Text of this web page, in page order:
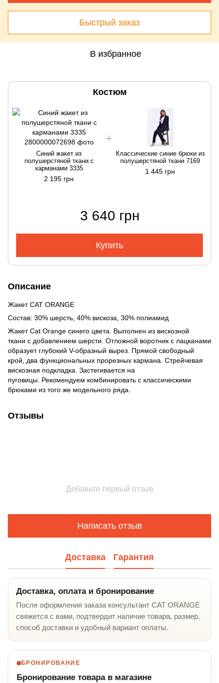
Быстрый заказ
В избранное
Костюм
Синий жакет из
полушерстяной ткани с
карманами 3335
2 195 грн
Классические синие брюки из
полушерстяной ткани 7169
1 445 грн
3 640 грн
Купить
Описание
Жакет CAT ORANGE
Состав: 30% шерсть, 40% вискоза, 30% полиамид
Жакет Cat Orange синего цвета. Выполнен из вискозной
ткани с добавлением шерсти. Отложной воротник с лацканами
образует глубокий V-образный вырез. Прямой свободный
крой, два функциональных прорезных кармана. Стрейчевая
вискозная подкладка. Застегивается на
пуговицы. Рекомендуем комбинировать с классическими
брюками из того же модельного ряда.
Отзывы
Добавьте первый отзыв
Написать отзыв
Доставка Гарантия
Доставка, оплата и бронирование
После оформления заказа консультант CAT ORANGE
свяжется с вами, подтвердит наличие товара, размер,
способ доставки и удобный вариант оплаты.
БРОНИРОВАНИЕ
Бронирование товара в магазине